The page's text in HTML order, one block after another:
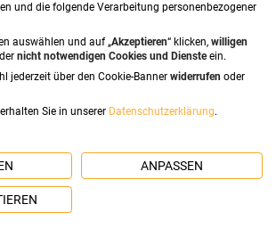
reduzierte sich das Stresshormon,
etwa 20 bis 30 Minuten sitzend oder
verbrachten.(Quelle:
articles/10.3389/
mehrere solcher
die Gesundheit hat. 2015 konnte etwa
Umweltpsychologe Marc Berman mit
belegen, dass die Anzahl von Bäumen
und die folgende Verarbeitung personenbezogener
auswählen und auf „Akzeptieren“ klicken, willigen
nicht notwendigen Cookies und Diensteein.
jederzeit über den Cookie-Banner widerrufen oder
Sie in unserer Datenschutzerklärung.
ANPASSEN